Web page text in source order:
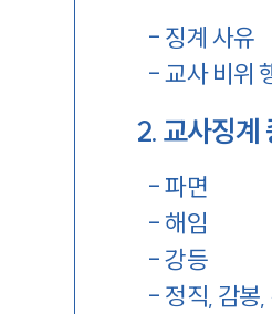
- 징계 사유
-교사 비위
2. 교사징계
-파면
- 해임
-강등
- 정직, 감봉,